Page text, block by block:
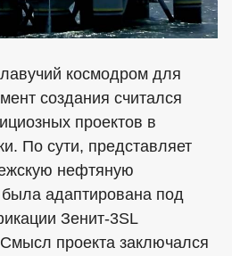
космодром для
создания считался
проектов в
По сути, представляет
нефтяную
адаптирована под
Зенит-3SL
проекта заключался